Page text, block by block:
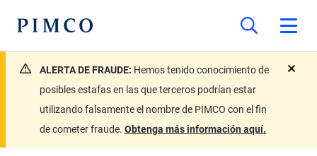
ALERTA DE FRAUDE: Hemos tenido conocimiento de
posibles estafas en las que terceros podrían estar
utilizando falsamente el nombre de PIMCO con el fin
de cometer fraude. Obtenga más información aquí.